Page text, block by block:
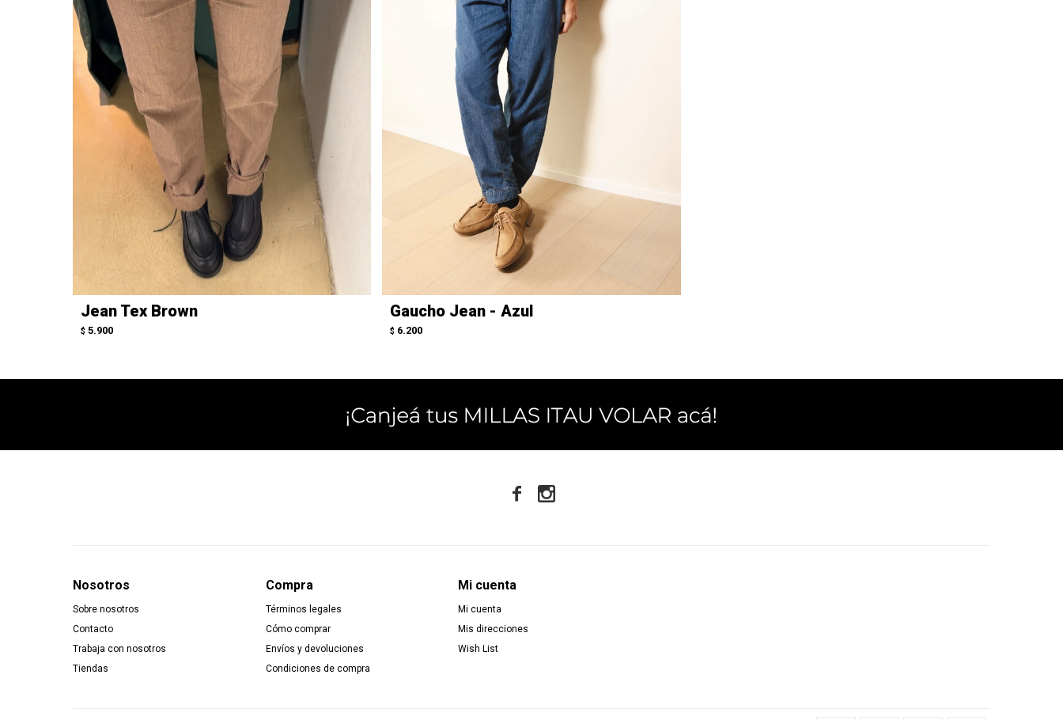
Jean Tex Brown
$ 5.900
Gaucho Jean - Azul
$ 6.200
Nosotros
Sobre nosotros
Contacto
Trabaja con nosotros
Tiendas
Compra
Términos legales
Cómo comprar
Envíos y devoluciones
Condiciones de compra
Mi cuenta
Mi cuenta
Mis direcciones
Wish List
 